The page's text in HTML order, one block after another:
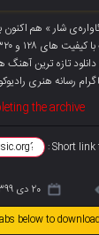
شار » هم
تازه ترین آهنگ
رسانه هنری
the archive
Short link
20 دی 1399
below to